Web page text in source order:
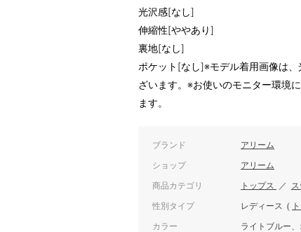
光沢感[なし]
伸縮性[ややあり]
裏地[なし]
ポケット[なし]※モデル着用画像は
ざいます。※お使いのモニター環境
ます。
ブランド アリーム
ショップ アリーム
商品カテゴリ トップス ／
性別タイプ レディース (
カラー ライトブルー